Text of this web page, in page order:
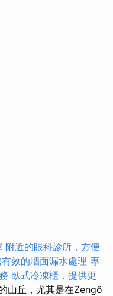
附近的眼科診所，方便
效的牆面漏水處理 專
臥式冷凍櫃，提供更
山丘，尤其是在Zengő